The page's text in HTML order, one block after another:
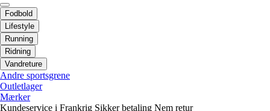
Fodbold
Lifestyle
Running
Ridning
Vandreture
Andre sportsgrene
Outletlager
Mærker
Kundeservice i Frankrig Sikker betaling Nem retur